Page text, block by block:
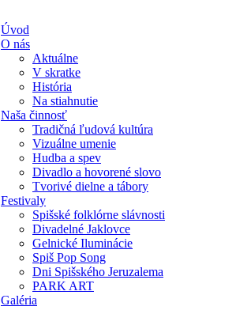
Úvod
O nás
Aktuálne
V skratke
História
Na stiahnutie
Naša činnosť
Tradičná ľudová kultúra
Vizuálne umenie
Hudba a spev
Divadlo a hovorené slovo
Tvorivé dielne a tábory
Festivaly
Spišské folklórne slávnosti
Divadelné Jaklovce
Gelnické Iluminácie
Spiš Pop Song
Dni Spišského Jeruzalema
PARK ART
Galéria